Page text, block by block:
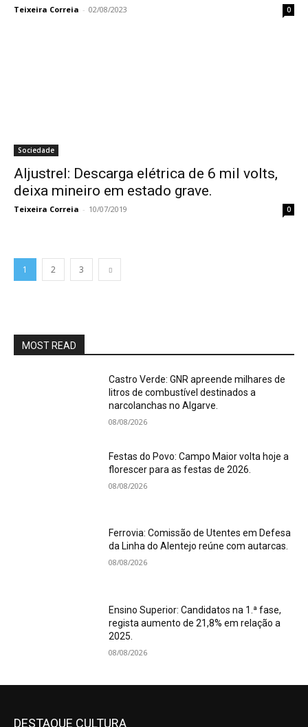
Teixeira Correia - 02/08/2023 0
Sociedade
Aljustrel: Descarga elétrica de 6 mil volts,
deixa mineiro em estado grave.
Teixeira Correia - 10/07/2019 0
1 2 3
MOST READ
Castro Verde: GNR apreende milhares de
litros de combustível destinados a
narcolanchas no Algarve.
08/08/2026
Festas do Povo: Campo Maior volta hoje a
florescer para as festas de 2026.
08/08/2026
Ferrovia: Comissão de Utentes em Defesa
da Linha do Alentejo reúne com autarcas.
08/08/2026
Ensino Superior: Candidatos na 1.ª fase,
regista aumento de 21,8% em relação a
2025.
08/08/2026
DESTAQUE CULTURA